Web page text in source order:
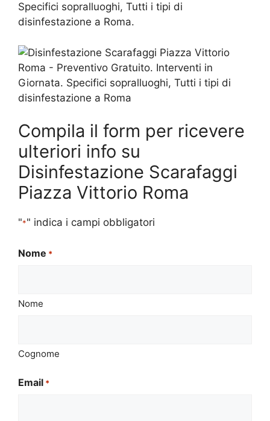
Specifici sopralluoghi, Tutti i tipi di
disinfestazione a Roma.
Compila il form per ricevere
ulteriori info su
Disinfestazione Scarafaggi
Piazza Vittorio Roma
"*" indica i campi obbligatori
Nome *
Nome
Cognome
Email *